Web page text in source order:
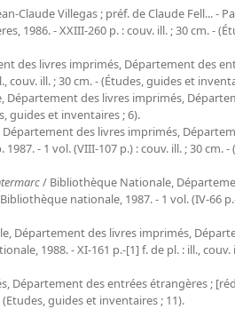
Claude Villegas ; préf. de Claude Fell... -
1986. - XXIII-260 p. : couv. ill. ; 30 cm. -
des livres imprimés, Département des
ill. ; 30 cm. - (Études, guides et
Département des livres imprimés,
guides et inventaires ; 6).
des livres imprimés,
- 1 vol. (VIII-107 p.) : couv. ill. ; 30 cm. -
/ Bibliothèque Nationale,
nationale, 1987. - 1 vol. (IV-66
Département des livres imprimés,
1988. - XI-161 p.-[1] f. de pl. : ill., couv.
Département des entrées étrangères ;
guides et inventaires ; 11).